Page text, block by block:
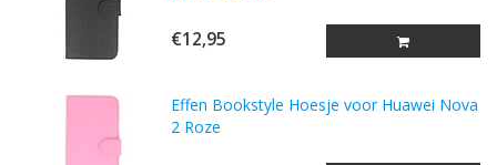
€12,95
Effen Bookstyle Hoesje voor Huawei Nova
2 Roze